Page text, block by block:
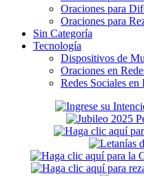
Oraciones para
Oraciones para
Sin Categoría
Tecnología
Dispositivos de
Oraciones en
Redes Sociales en
Secondary
Sidebar